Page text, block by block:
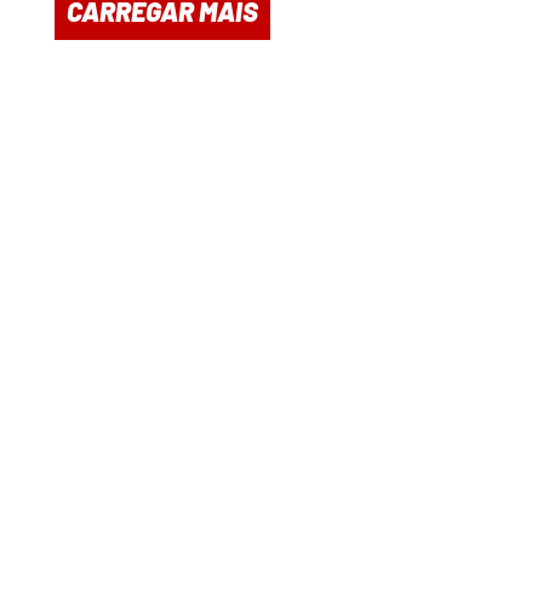
CARREGAR MAIS